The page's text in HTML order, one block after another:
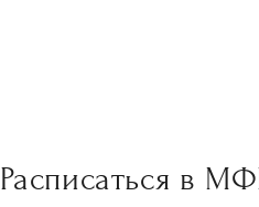
Расписаться в